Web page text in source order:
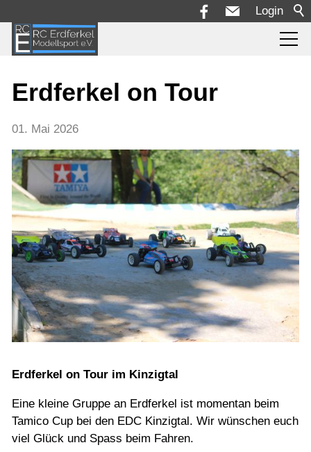
Login
Rennserie + Reglement
Termine
Bilder
Kontakt
Erdferkel on Tour
01. Mai 2026
Erdferkel on Tour im Kinzigtal
Eine kleine Gruppe an Erdferkel ist momentan beim
Tamico Cup bei den EDC Kinzigtal. Wir wünschen euch
viel Glück und Spass beim Fahren.